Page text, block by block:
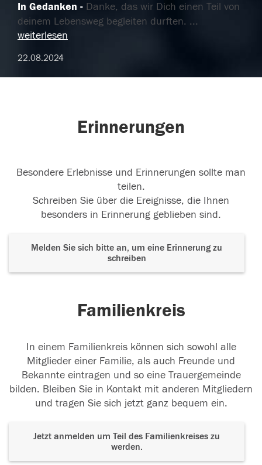
In Gedanken
Danke, das wir Dich einen Teil von
deinem Lebensweg begleiten durften. ...
weiterlesen
22.08.2024
Erinnerungen
Besondere Erlebnisse und Erinnerungen sollte man
teilen.
Schreiben Sie über die Ereignisse, die Ihnen
besonders in Erinnerung geblieben sind.
Melden Sie sich bitte an, um eine Erinnerung zu
schreiben
Familienkreis
In einem Familienkreis können sich sowohl alle
Mitglieder einer Familie, als auch Freunde und
Bekannte eintragen und so eine Trauergemeinde
bilden. Bleiben Sie in Kontakt mit anderen Mitgliedern
und tragen Sie sich jetzt ganz bequem ein.
Jetzt anmelden um Teil des Familienkreises zu
werden.